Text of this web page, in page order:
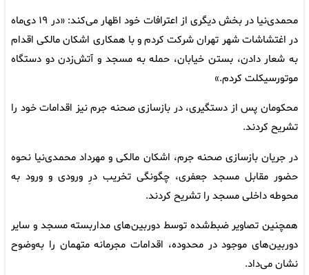
محمدی‌نیا در بخش دیگری از اعترافات خود اظهار می‌کند: «در ۱۹ دی‌ماه
در اغتشاشات شهر تهران شرکت کردم و با همکاری اشکان مالکی اقدام
به شعار دادن، بستن خیابان، حمله به مسجد و آتش‌زدن دو دستگاه
موتورسیکلت کردم.»
محکومان پس از دستگیری، در بازسازی صحنه جرم نیز اقدامات خود را
تشریح کردند.
در جریان بازسازی صحنه جرم، اشکان مالکی و مهرداد محمدی‌نیا نحوه
حضور مقابل مسجد جعفری، چگونگی تخریب درِ ورودی و ورود به
محوطه داخلی مسجد را تشریح کردند.
همچنین تصاویر ضبط‌شده توسط دوربین‌های مداربسته مسجد و سایر
دوربین‌های موجود در محدوده، اقدامات مجرمانه متهمان را به‌وضوح
نشان می‌داد.